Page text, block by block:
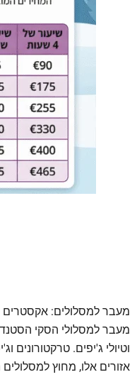
מעבר למסלולים: אקסטרים
מעבר למסלולי הסקי
וטיולי ג'יפים. טרקטורונים
אזורים אלו, מחוץ